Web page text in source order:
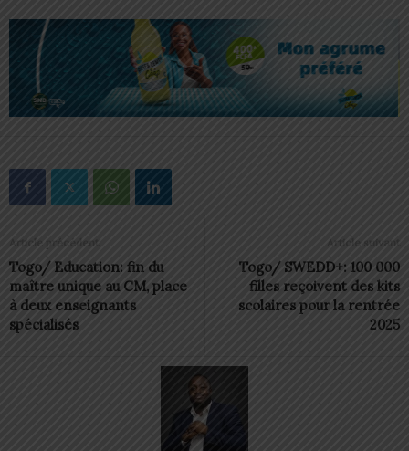
Article précédent
Togo/ Education: fin du
maître unique au CM, place
à deux enseignants
spécialisés
Article suivant
Togo/ SWEDD+: 100 000
filles reçoivent des kits
scolaires pour la rentrée
2025